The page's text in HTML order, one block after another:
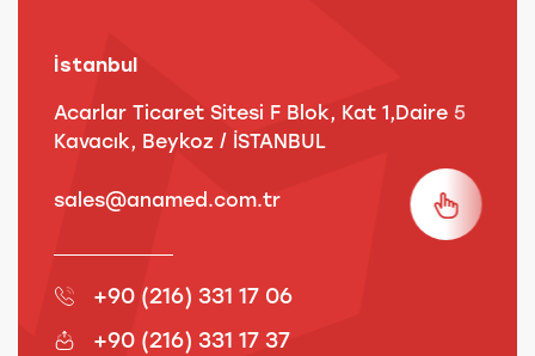
İstanbul
Acarlar Ticaret Sitesi F Blok, Kat 1,Daire 5
Kavacık, Beykoz / İSTANBUL
sales@anamed.com.tr
+90 (216) 331 17 06
+90 (216) 331 17 37